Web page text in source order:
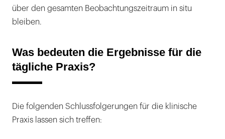
über den gesamten Beobachtungszeitraum in situ
bleiben.
Was bedeuten die Ergebnisse für die
tägliche Praxis?
Die folgenden Schlussfolgerungen für die klinische
Praxis lassen sich treffen: